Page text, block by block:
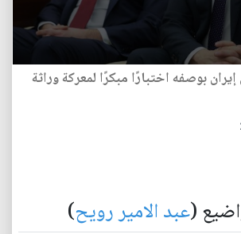
بوصفه اختبارًا مبكرًا لمعركة وراثة
(عبد الامير رويح)